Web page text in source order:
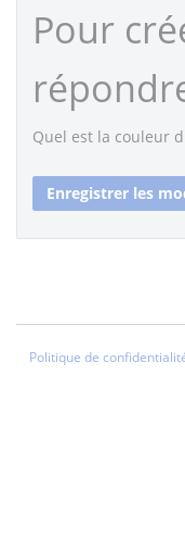
Pour
Quel est la couleur
Politique de